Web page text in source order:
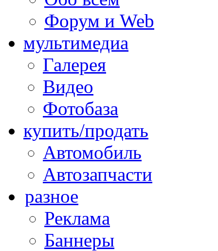
Форум и Web
мультимедиа
Галерея
Видео
Фотобаза
купить/продать
Автомобиль
Автозапчасти
разное
Реклама
Баннеры